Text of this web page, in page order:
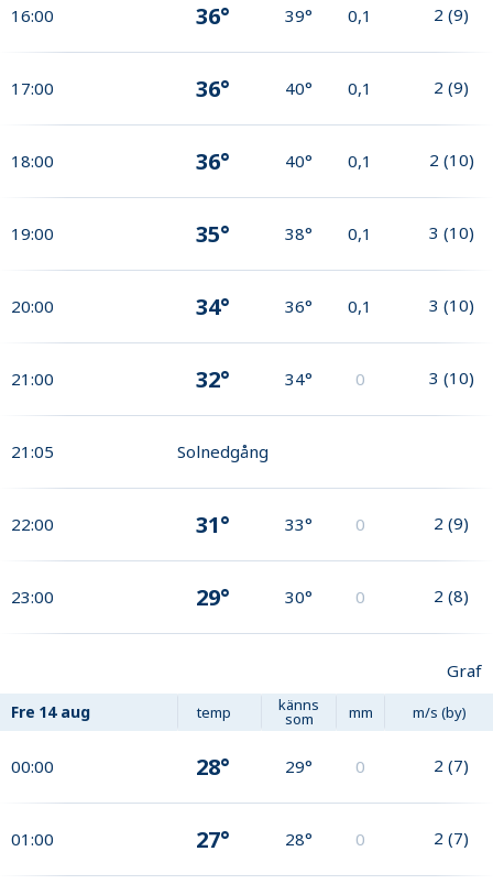
16:00 36° 39° 0,1 2 (9)
17:00 36° 40° 0,1 2 (9)
18:00 36° 40° 0,1 2 (10)
19:00 35° 38° 0,1 3 (10)
20:00 34° 36° 0,1 3 (10)
21:00 32° 34° 0 3 (10)
21:05 Solnedgång
22:00 31° 33° 0 2 (9)
23:00 29° 30° 0 2 (8)
Graf
Fre 14 aug temp känns
som mm m/s (by)
00:00 28° 29° 0 2 (7)
01:00 27° 28° 0 2 (7)